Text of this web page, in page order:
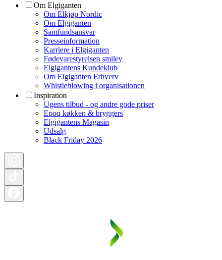
Om Elgiganten
Om Elkjøp Nordic
Om Elgiganten
Samfundsansvar
Presseinformation
Karriere i Elgiganten
Fødevarestyrelsen smiley
Elgigantens Kundeklub
Om Elgiganten Erhverv
Whistleblowing i organisationen
Inspiration
Ugens tilbud - og andre gode priser
Epoq køkken & bryggers
Elgigantens Magasin
Udsalg
Black Friday 2026